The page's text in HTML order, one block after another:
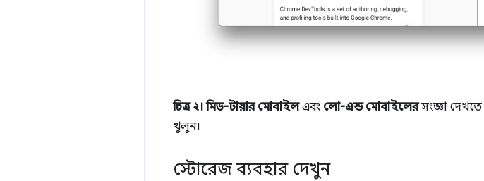
চিত্র ২। মিড-টায়ার মোবাইলএবং লো-এন্ড মোবাইলেরসংজ্ঞা দেখতে
খুলুন।
স্টোরেজ ব্যবহার দেখুন